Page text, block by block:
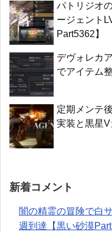
パトリジオ
ージェント
Part5362】
デヴォレカ
でアイテム
定期メンテ
実装と黒星
新着コメント
闇の精霊の冒険で白
週到達【黒い砂漠